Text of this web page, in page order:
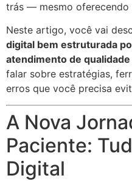
trás — mesmo oferecendo
Neste artigo, você vai
digital bem estruturada
atendimento de
falar sobre estratégias,
erros que você precisa
A Nova
Paciente:
Digital